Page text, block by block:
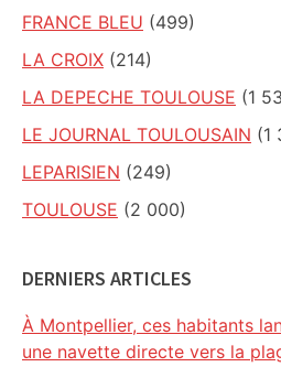
FRANCE BLEU (499)
LA CROIX (214)
LA DEPECHE TOULOUSE (1
LE JOURNAL TOULOUSAIN (1
LEPARISIEN (249)
TOULOUSE (2 000)
DERNIERS ARTICLES
À Montpellier, ces habitants
une navette directe vers la